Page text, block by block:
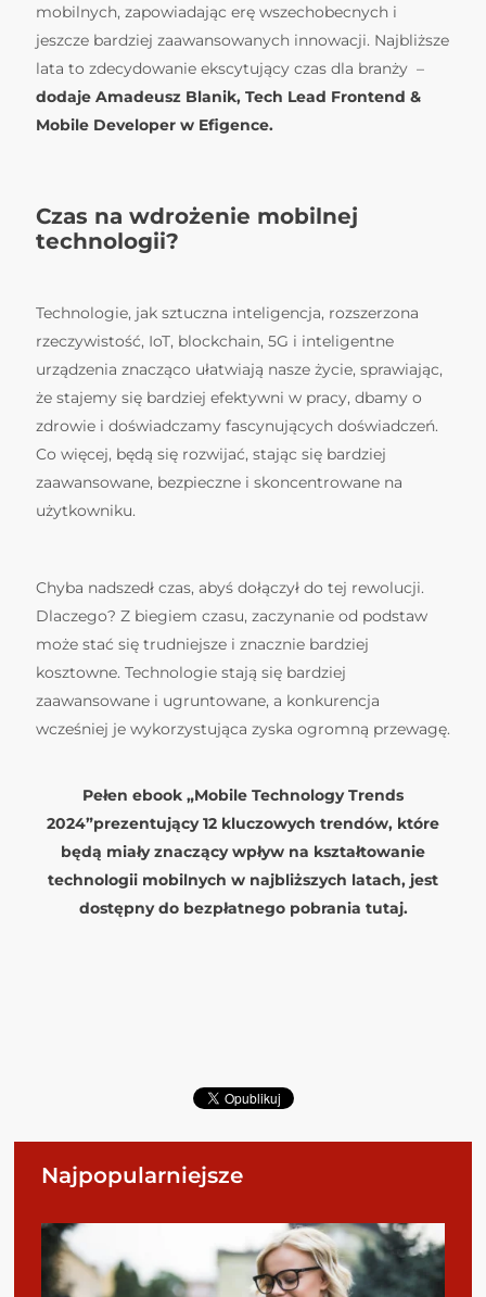
mobilnych, zapowiadając erę wszechobecnych i
jeszcze bardziej zaawansowanych innowacji. Najbliższe
lata to zdecydowanie ekscytujący czas dla branży –
dodaje Amadeusz Blanik, Tech Lead Frontend &
Mobile Developer w Efigence.
Czas na wdrożenie mobilnej
technologii?
Technologie, jak sztuczna inteligencja, rozszerzona
rzeczywistość, IoT, blockchain, 5G i inteligentne
urządzenia znacząco ułatwiają nasze życie, sprawiając,
że stajemy się bardziej efektywni w pracy, dbamy o
zdrowie i doświadczamy fascynujących doświadczeń.
Co więcej, będą się rozwijać, stając się bardziej
zaawansowane, bezpieczne i skoncentrowane na
użytkowniku.
Chyba nadszedł czas, abyś dołączył do tej rewolucji.
Dlaczego? Z biegiem czasu, zaczynanie od podstaw
może stać się trudniejsze i znacznie bardziej
kosztowne. Technologie stają się bardziej
zaawansowane i ugruntowane, a konkurencja
wcześniej je wykorzystująca zyska ogromną przewagę.
Pełen ebook „Mobile Technology Trends
2024”prezentujący 12 kluczowych trendów, które
będą miały znaczący wpływ na kształtowanie
technologii mobilnych w najbliższych latach, jest
dostępny do bezpłatnego pobrania tutaj.
Najpopularniejsze